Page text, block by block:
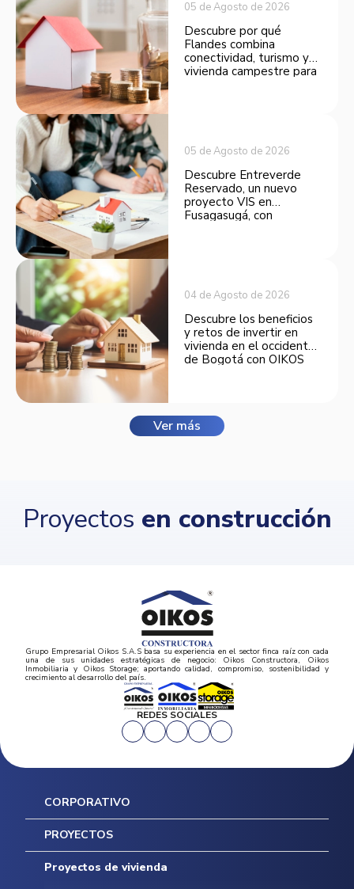
05 de Agosto de 2026
Descubre por qué
Flandes combina
conectividad, turismo y
vivienda campestre para
05 de Agosto de 2026
Descubre Entreverde
Reservado, un nuevo
proyecto VIS en
Fusagasugá, con
04 de Agosto de 2026
Descubre los beneficios
y retos de invertir en
vivienda en el occidente
de Bogotá con OIKOS
Ver más
Proyectos en construcción
Grupo Empresarial Oikos S.A.S basa su experiencia en el sector finca raíz con cada
una de sus unidades estratégicas de negocio: Oikos Constructora, Oikos
Inmobiliaria y Oikos Storage; aportando calidad, compromiso, sostenibilidad y
crecimiento al desarrollo del país.
REDES SOCIALES
CORPORATIVO
Inicio
Mapa del sitio
Postventas
Contratación Directa
PROYECTOS
Proyectos de vivienda